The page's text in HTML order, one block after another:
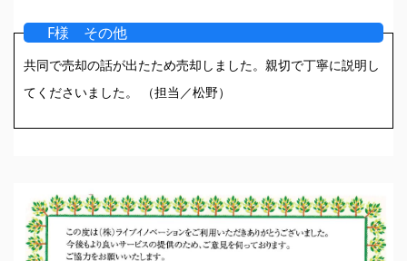
F様 その他
共同で売却の話が出たため売却しました。親切で丁寧に説明し
てくださいました。 （担当／松野）